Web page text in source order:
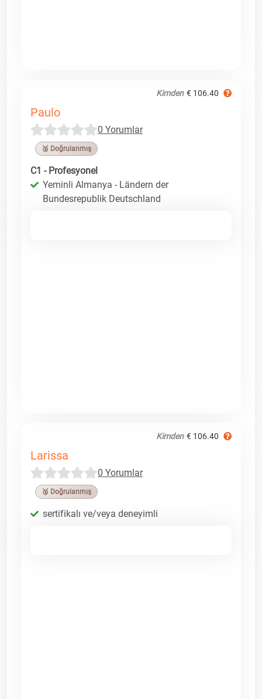
Kimden € 106.40
Paulo
0 Yorumlar
🥉 Doğrulanmış
C1 - Profesyonel
Yeminli Almanya - Ländern der
Bundesrepublik Deutschland
Kimden € 106.40
Larissa
0 Yorumlar
🥉 Doğrulanmış
sertifikalı ve/veya deneyimli